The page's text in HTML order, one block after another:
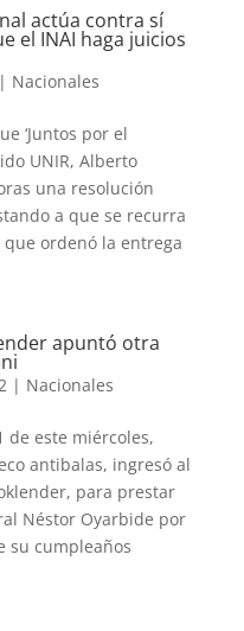
actúa contra sí
el INAI haga juicios
Nacionales
‘Juntos por el
UNIR, Alberto
una resolución
a que se recurra
ordenó la entrega
apuntó otra
| Nacionales
de este miércoles,
antibalas, ingresó al
para prestar
Néstor Oyarbide por
su cumpleaños